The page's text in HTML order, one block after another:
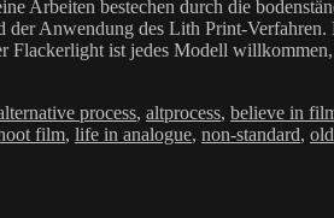
Arbeiten bestechen durch die
Anwendung des Lith Print-
ist jedes Modell
process, altprocess, believe in
film, life in analogue, non-standard,